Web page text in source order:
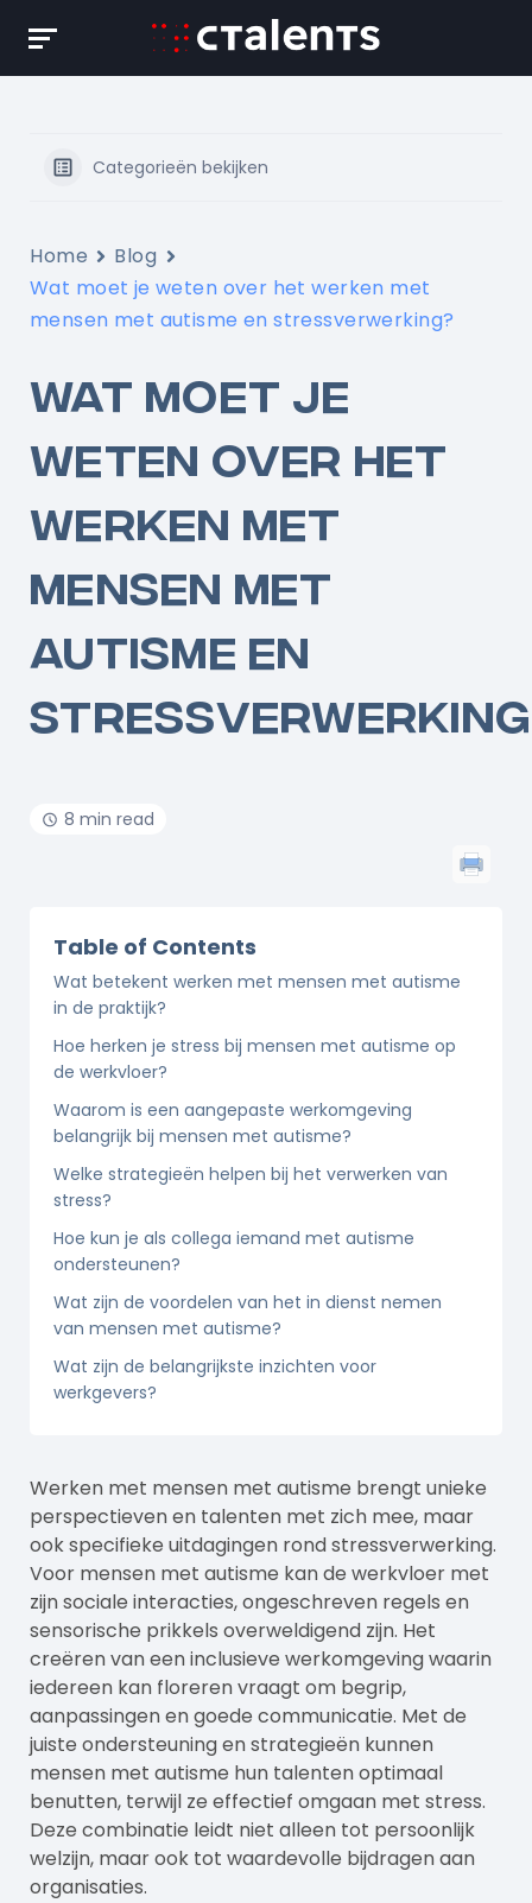
content
Categorieën bekijken
Home
Blog
Wat moet je weten over het werken met
mensen met autisme en stressverwerking?
WAT MOET JE
WETEN OVER HET
WERKEN MET
MENSEN MET
AUTISME EN
8 min read
Table of Contents
Wat betekent werken met mensen met autisme
in de praktijk?
Hoe herken je stress bij mensen met autisme op
de werkvloer?
Waarom is een aangepaste werkomgeving
belangrijk bij mensen met autisme?
Welke strategieën helpen bij het verwerken van
stress?
Hoe kun je als collega iemand met autisme
ondersteunen?
Wat zijn de voordelen van het in dienst nemen
van mensen met autisme?
Wat zijn de belangrijkste inzichten voor
werkgevers?
Werken met mensen met autisme brengt unieke
perspectieven en talenten met zich mee, maar
ook specifieke uitdagingen rond stressverwerking.
Voor mensen met autisme kan de werkvloer met
zijn sociale interacties, ongeschreven regels en
sensorische prikkels overweldigend zijn. Het
creëren van een inclusieve werkomgeving waarin
iedereen kan floreren vraagt om begrip,
aanpassingen en goede communicatie. Met de
juiste ondersteuning en strategieën kunnen
mensen met autisme hun talenten optimaal
benutten, terwijl ze effectief omgaan met stress.
Deze combinatie leidt niet alleen tot persoonlijk
welzijn, maar ook tot waardevolle bijdragen aan
organisaties.